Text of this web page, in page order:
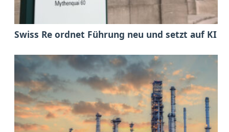
Swiss Re ordnet Führung neu und setzt auf KI